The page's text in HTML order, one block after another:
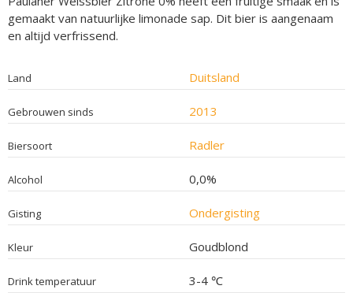
gemaakt van natuurlijke limonade sap. Dit bier is aangenaam
en altijd verfrissend.
Land Duitsland
Gebrouwen sinds 2013
Biersoort Radler
Alcohol 0,0%
Gisting Ondergisting
Kleur Goudblond
Drink temperatuur 3-4 ℃